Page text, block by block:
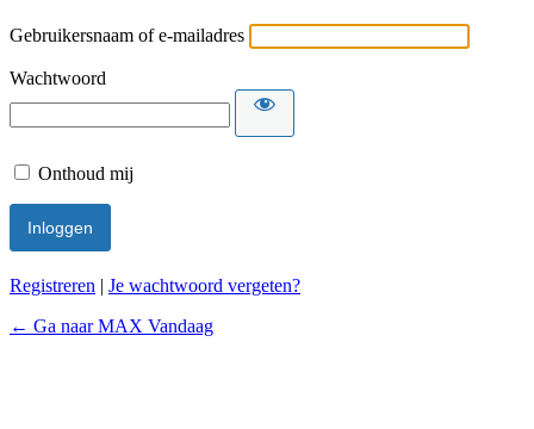
Gebruikersnaam of e-mailadres
Wachtwoord
Onthoud mij
Registreren | Je wachtwoord vergeten?
← Ga naar MAX Vandaag